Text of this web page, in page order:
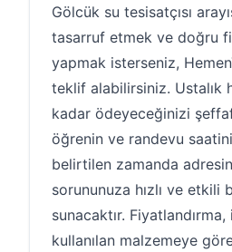
Gölcük su tesisatçısı
tasarruf etmek ve doğru
yapmak isterseniz,
teklif alabilirsiniz. Ustalık
kadar ödeyeceğinizi
öğrenin ve randevu
belirtilen zamanda
sorununuza hızlı ve etkili
sunacaktır. Fiyatlandırma,
kullanılan malzemeye